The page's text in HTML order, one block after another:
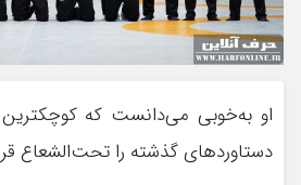
او به‌خوبی می‌دانست که کوچکترین
دستاوردهای گذشته را تحت‌الشعاع